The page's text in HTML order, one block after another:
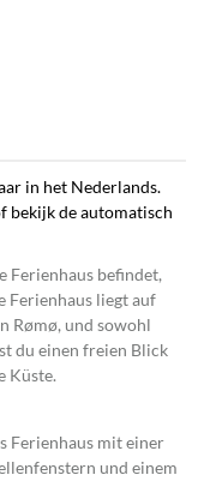
in het Nederlands.
bekijk de automatisch
Ferienhaus befindet,
Ferienhaus liegt auf
Rømø, und sowohl
du einen freien Blick
Küste.
Ferienhaus mit einer
und einem